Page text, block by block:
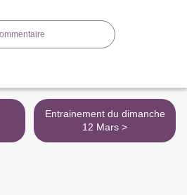
Entrainement du dimanche
12 Mars >